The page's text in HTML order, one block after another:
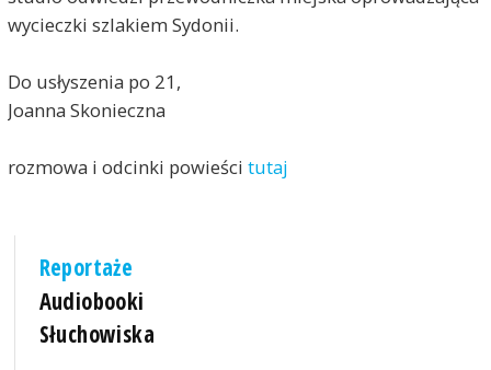
wycieczki szlakiem Sydonii.
Do usłyszenia po 21,
Joanna Skonieczna
rozmowa i odcinki powieści tutaj
Reportaże
Audiobooki
Słuchowiska